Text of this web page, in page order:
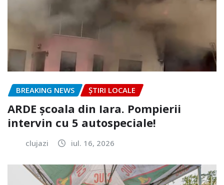
BREAKING NEWS ȘTIRI LOCALE
ARDE școala din Iara. Pompierii
intervin cu 5 autospeciale!
clujazi iul. 16, 2026